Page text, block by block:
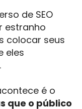
de SEO
estranho
colocar seus
eles
é o
que o público